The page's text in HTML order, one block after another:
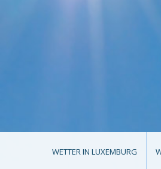
WETTER IN LUXEMBURG